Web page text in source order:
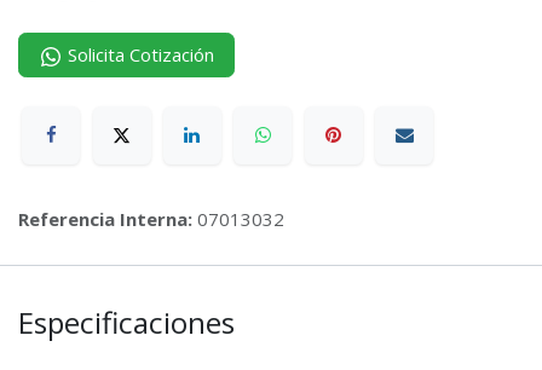
Solicita Cotización
Referencia Interna: 07013032
Especificaciones